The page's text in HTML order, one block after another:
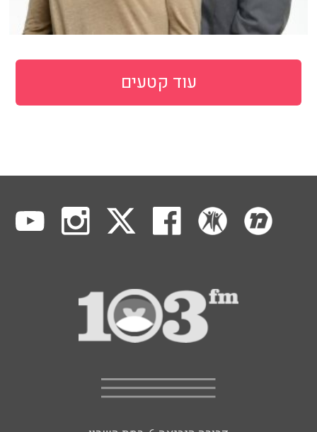
עוד קטעים